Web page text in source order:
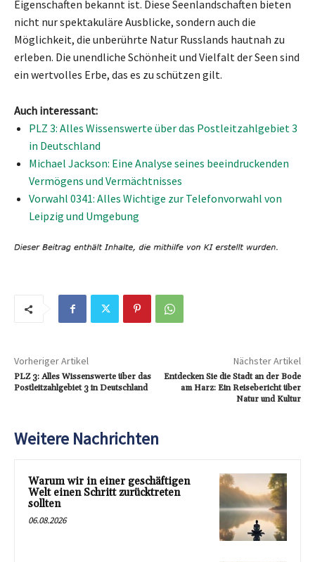
Eigenschaften bekannt ist. Diese Seenlandschaften bieten
nicht nur spektakuläre Ausblicke, sondern auch die
Möglichkeit, die unberührte Natur Russlands hautnah zu
erleben. Die unendliche Schönheit und Vielfalt der Seen sind
ein wertvolles Erbe, das es zu schützen gilt.
Auch interessant:
PLZ 3: Alles Wissenswerte über das Postleitzahlgebiet 3
in Deutschland
Michael Jackson: Eine Analyse seines beeindruckenden
Vermögens und Vermächtnisses
Vorwahl 0341: Alles Wichtige zur Telefonvorwahl von
Leipzig und Umgebung
Vorheriger Artikel
PLZ 3: Alles Wissenswerte über das
Postleitzahlgebiet 3 in Deutschland
Nächster Artikel
Entdecken Sie die Stadt an der Bode
am Harz: Ein Reisebericht über
Natur und Kultur
Weitere Nachrichten
Warum wir in einer geschäftigen
Welt einen Schritt zurücktreten
sollten
06.08.2026